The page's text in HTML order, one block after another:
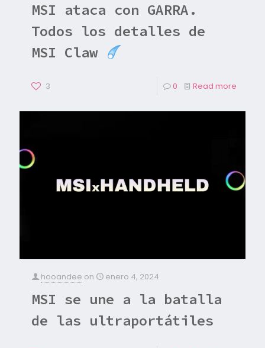
MSI ataca con GARRA.
Todos los detalles de
MSI Claw
3 0 Read more
hooandee on enero 4, 2024
MSI se une a la batalla
de las ultraportátiles